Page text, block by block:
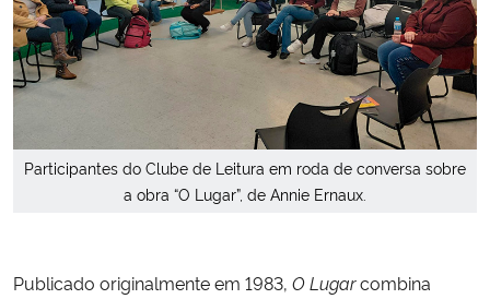
Participantes do Clube de Leitura em roda de conversa sobre
a obra “O Lugar”, de Annie Ernaux.
Publicado originalmente em 1983, O Lugarcombina